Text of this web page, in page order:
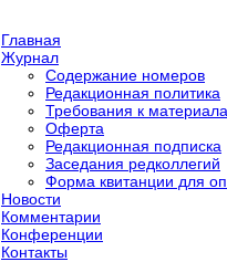
Главная
Журнал
Содержание номеров
Редакционная политика
Требования к
Оферта
Редакционная подписка
Заседания редколлегий
Форма квитанции для
Новости
Комментарии
Конференции
Контакты